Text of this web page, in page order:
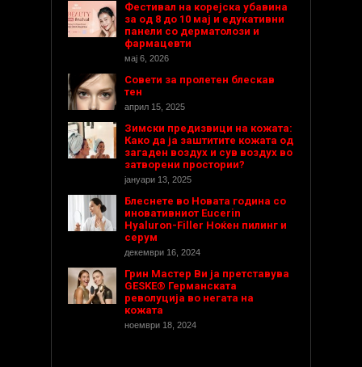
Фестивал на корејска убавина
за од 8 до 10 мај и едукативни
панели со дерматолози и
фармацевти
мај 6, 2026
Совети за пролетен блескав
тен
април 15, 2025
Зимски предизвици на кожата:
Како да ја заштитите кожата од
загаден воздух и сув воздух во
затворени простории?
јануари 13, 2025
Блеснете во Новата година со
иновативниот Eucerin
Hyaluron-Filler Ноќен пилинг и
серум
декември 16, 2024
Грин Мастер Ви ја претставува
GESKE® Германската
револуција во негата на
кожата
ноември 18, 2024